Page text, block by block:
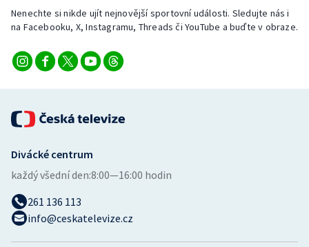
Nenechte si nikde ujít nejnovější sportovní události. Sledujte nás i
na Facebooku, X, Instagramu, Threads či YouTube a buďte v obraze.
Divácké centrum
každý všední den:8:00—16:00 hodin
261 136 113
info@ceskatelevize.cz